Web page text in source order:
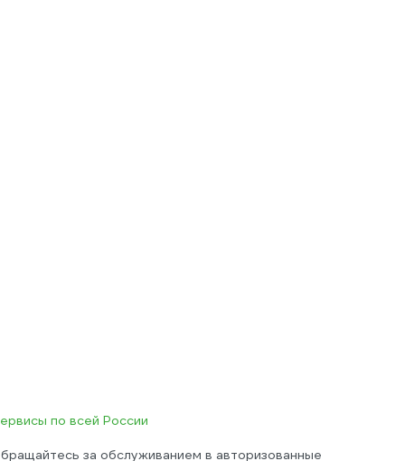
по всей России
за обслуживанием в авторизованные